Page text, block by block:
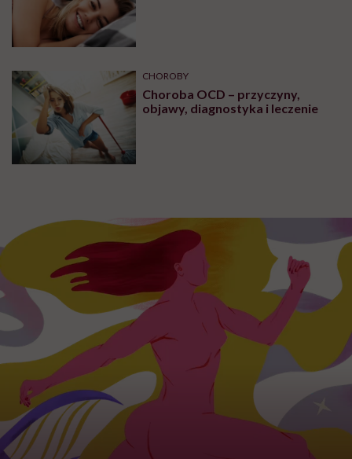
CHOROBY
Choroba OCD – przyczyny,
objawy, diagnostyka i leczenie